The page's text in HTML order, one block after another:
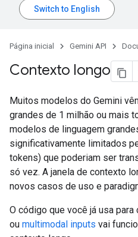
Página inicial Gemini API
Contexto longo
Muitos modelos do Gemini
grandes de 1 milhão ou mais
modelos de linguagem
significativamente limitados
tokens) que poderiam ser
só vez. A janela de contexto
novos casos de uso e
O código que você já usa
ou multimodal inputs vai